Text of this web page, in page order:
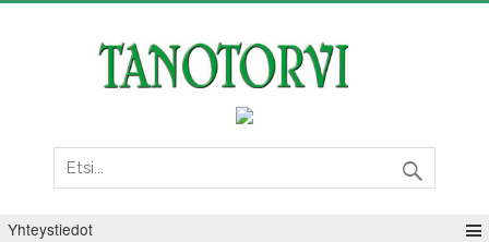
Yhteystiedot